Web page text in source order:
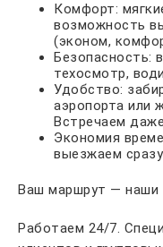
Комфорт:
возможность
(эконом,
Безопасность:
техосмотр,
Удобство:
аэропорта или
Встречаем
Экономия
выезжаем
Ваш маршрут — наши
Работаем 24/7.